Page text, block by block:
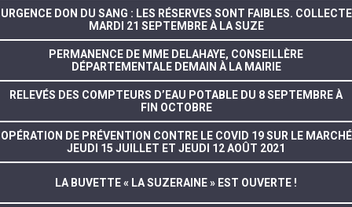
URGENCE DON DU SANG : LES RÉSERVES SONT FAIBLES. COLLECTE
MARDI 21 SEPTEMBRE À LA SUZE
PERMANENCE DE MME DELAHAYE, CONSEILLÈRE
DÉPARTEMENTALE DEMAIN À LA MAIRIE
RELEVÉS DES COMPTEURS D’EAU POTABLE DU 8 SEPTEMBRE À
FIN OCTOBRE
OPÉRATION DE PRÉVENTION CONTRE LE COVID 19 SUR LE MARCHÉ
JEUDI 15 JUILLET ET JEUDI 12 AOÛT 2021
LA BUVETTE « LA SUZERAINE » EST OUVERTE !